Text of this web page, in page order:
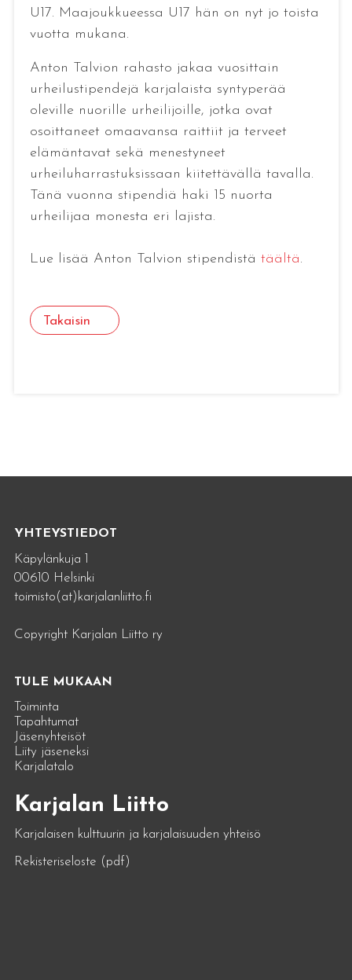
U17. Maajoukkueessa U17 hän on nyt jo toista
vuotta mukana.
Anton Talvion rahasto jakaa vuosittain
urheilustipendejä karjalaista syntyperää
oleville nuorille urheilijoille, jotka ovat
osoittaneet omaavansa raittiit ja terveet
elämäntavat sekä menestyneet
urheiluharrastuksissaan kiitettävällä tavalla.
Tänä vuonna stipendiä haki 15 nuorta
urheilijaa monesta eri lajista.
Lue lisää Anton Talvion stipendistä täältä.
Takaisin
YHTEYSTIEDOT
Käpylänkuja 1
00610 Helsinki
toimisto(at)karjalanliitto.fi
Copyright Karjalan Liitto ry
TULE MUKAAN
Toiminta
Tapahtumat
Jäsenyhteisöt
Liity jäseneksi
Karjalatalo
Karjalan Liitto
Karjalaisen kulttuurin ja karjalaisuuden yhteisö
Rekisteriseloste (pdf)